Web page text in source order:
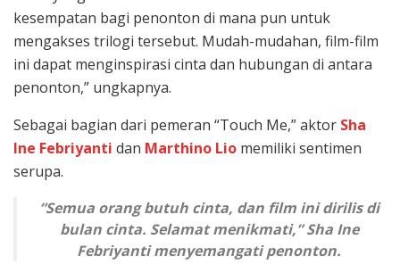
kesempatan bagi penonton di mana pun untuk
mengakses trilogi tersebut. Mudah-mudahan, film-film
ini dapat menginspirasi cinta dan hubungan di antara
penonton,” ungkapnya.
Sebagai bagian dari pemeran “Touch Me,” aktor Sha
Ine Febriyanti dan Marthino Lio memiliki sentimen
serupa.
“Semua orang butuh cinta, dan film ini dirilis di
bulan cinta. Selamat menikmati,” Sha Ine
Febriyanti menyemangati penonton.